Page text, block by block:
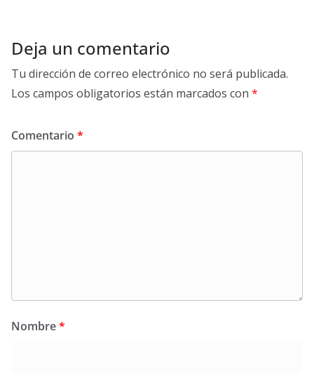
Deja un comentario
Tu dirección de correo electrónico no será publicada.
Los campos obligatorios están marcados con *
Comentario *
Nombre*